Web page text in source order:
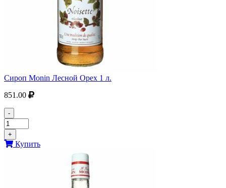
Сироп Monin Лесной Орех 1 л.
851.00
-
+
Купить